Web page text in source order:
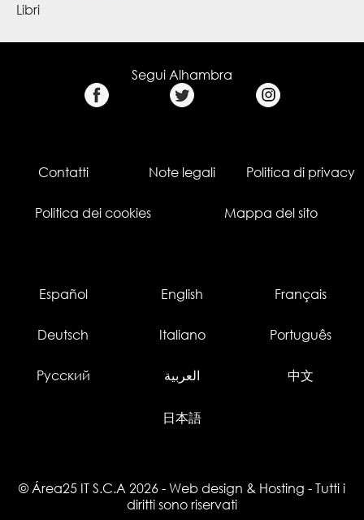
Libri
Segui Alhambra
Contatti Note legali Politica di privacy
Politica dei cookies Mappa del sito
Español English Français
Deutsch Italiano Português
Русский العربية 中文
日本語
© Área25 IT S.C.A 2026 - Web design & Hosting - Tutti i
diritti sono riservati